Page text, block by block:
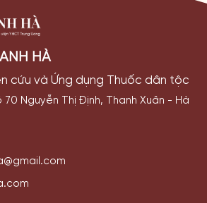
HÀ
cứu và Ứng dụng Thuốc dân tộc
70 Nguyễn Thị Định, Thanh Xuân - Hà